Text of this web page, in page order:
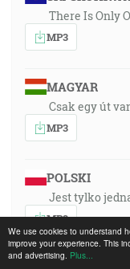
We use cookies to understand
improve your experience. This
and advertising. Plus...
There Is Only
MP3
MAGYAR
Csak egy út
MP3
POLSKI
Jest tylko
MP3